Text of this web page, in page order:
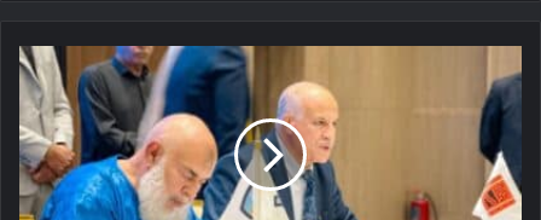
الرويسات
يوقّع
رعاية
ضخم
مع